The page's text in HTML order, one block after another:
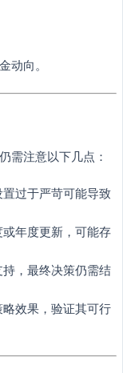
动向。
需注意以下几点：
过于严苛可能导致
或年度更新，可能存
持，最终决策仍需结
略效果，验证其可行